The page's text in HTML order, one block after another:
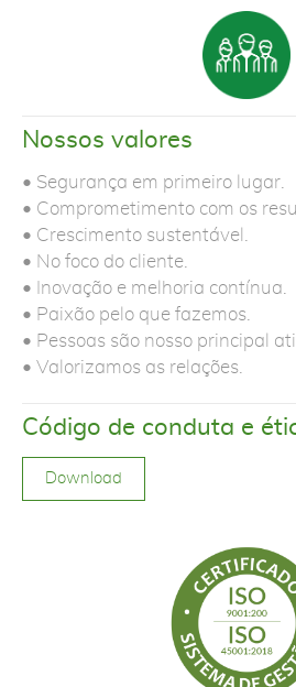
Nossos valores
• Segurança em primeiro lugar.
• Comprometimento com os
• Crescimento sustentável.
• No foco do cliente.
• Inovação e melhoria contínua.
• Paixão pelo que fazemos.
• Pessoas são nosso principal
• Valorizamos as relações.
Código de conduta e
Download